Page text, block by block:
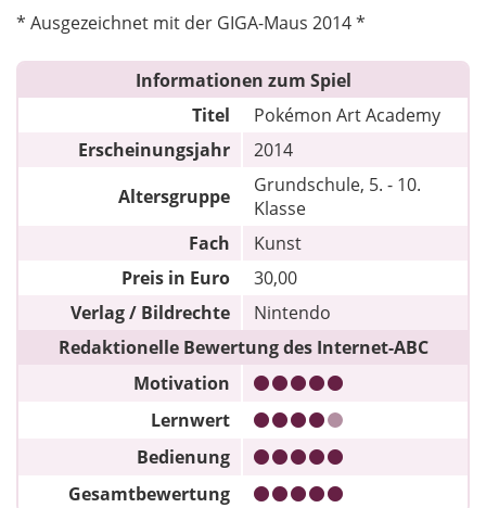
* Ausgezeichnet mit der GIGA-Maus 2014 *
Informationen zum Spiel
Titel
Pokémon Art Academy
Erscheinungsjahr
2014
Altersgruppe
Grundschule, 5. - 10.
Klasse
Fach
Kunst
Preis in Euro
30,00
Verlag / Bildrechte
Nintendo
Redaktionelle Bewertung des Internet-ABC
Motivation
Lernwert
Bedienung
Gesamtbewertung